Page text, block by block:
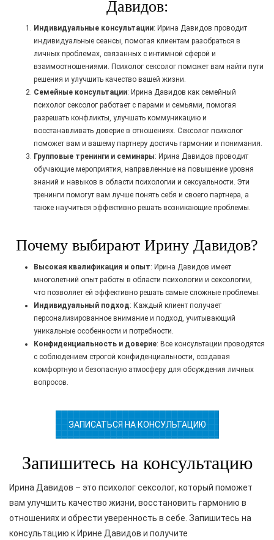
Давидов:
Индивидуальные консультации: Ирина Давидов проводит
индивидуальные сеансы, помогая клиентам разобраться в
личных проблемах, связанных с интимной сферой и
взаимоотношениями. Психолог сексолог поможет вам найти пути
решения и улучшить качество вашей жизни.
Семейные консультации: Ирина Давидов как семейный
психолог сексолог работает с парами и семьями, помогая
разрешать конфликты, улучшать коммуникацию и
восстанавливать доверие в отношениях. Сексолог психолог
поможет вам и вашему партнеру достичь гармонии и понимания.
Групповые тренинги и семинары: Ирина Давидов проводит
обучающие мероприятия, направленные на повышение уровня
знаний и навыков в области психологии и сексуальности. Эти
тренинги помогут вам лучше понять себя и своего партнера, а
также научиться эффективно решать возникающие проблемы.
Почему выбирают Ирину Давидов?
Высокая квалификация и опыт: Ирина Давидов имеет
многолетний опыт работы в области психологии и сексологии,
что позволяет ей эффективно решать самые сложные проблемы.
Индивидуальный подход: Каждый клиент получает
персонализированное внимание и подход, учитывающий
уникальные особенности и потребности.
Конфиденциальность и доверие: Все консультации проводятся
с соблюдением строгой конфиденциальности, создавая
комфортную и безопасную атмосферу для обсуждения личных
вопросов.
ЗАПИСАТЬСЯ НА КОНСУЛЬТАЦИЮ
Запишитесь на консультацию
Ирина Давидов – это психолог сексолог, который поможет
вам улучшить качество жизни, восстановить гармонию в
отношениях и обрести уверенность в себе. Запишитесь на
консультацию к Ирине Давидов и получите